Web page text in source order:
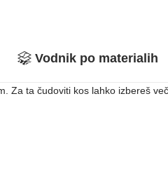
Vodnik po materialih
Za ta čudoviti kos lahko izbereš